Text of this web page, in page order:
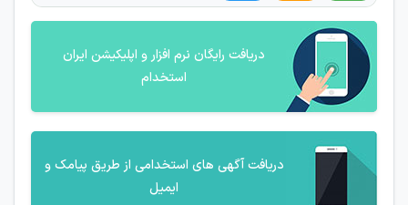
دریافت رایگان نرم افزار و اپلیکیشن ایران
استخدام
دریافت آگهی های استخدامی از طریق پیامک و
ایمیل